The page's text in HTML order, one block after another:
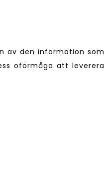
av den information som
oförmåga att leverera